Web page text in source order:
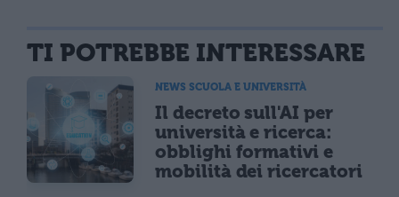
TI POTREBBE INTERESSARE
NEWS SCUOLA E UNIVERSITÀ
Il decreto sull'AI per
università e ricerca:
obblighi formativi e
mobilità dei ricercatori